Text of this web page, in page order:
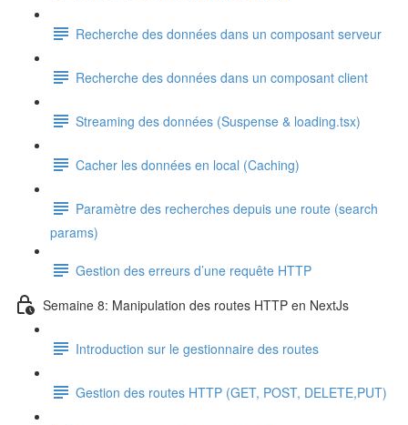
Recherche des données dans un composant serveur
Recherche des données dans un composant client
Streaming des données (Suspense & loading.tsx)
Cacher les données en local (Caching)
Paramètre des recherches depuis une route (search
params)
Gestion des erreurs d’une requête HTTP
Semaine 8: Manipulation des routes HTTP en NextJs
Introduction sur le gestionnaire des routes
Gestion des routes HTTP (GET, POST, DELETE,PUT)